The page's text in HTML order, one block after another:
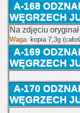
A-168
WĘGRZECH
Na zdjęciu oryginał
Waga: kopia 7,3g
A-169
WĘGRZECH
A-170
WĘGRZECH